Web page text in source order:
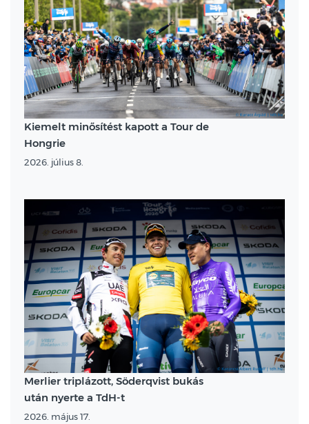
Kiemelt minősítést kapott a Tour de
Hongrie
2026. július 8.
Merlier triplázott, Söderqvist bukás
után nyerte a TdH-t
2026. május 17.